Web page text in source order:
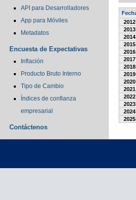
API para Desarrolladores
App para Móviles
Metadatos
Encuesta de Expectativas
Inflación
Producto Bruto Interno
Tipo de Cambio
Índices de confianza
empresarial
Contáctenos
2012
2013
2014
2015
2016
2017
2018
2019
2020
2021
2022
2023
2024
2025